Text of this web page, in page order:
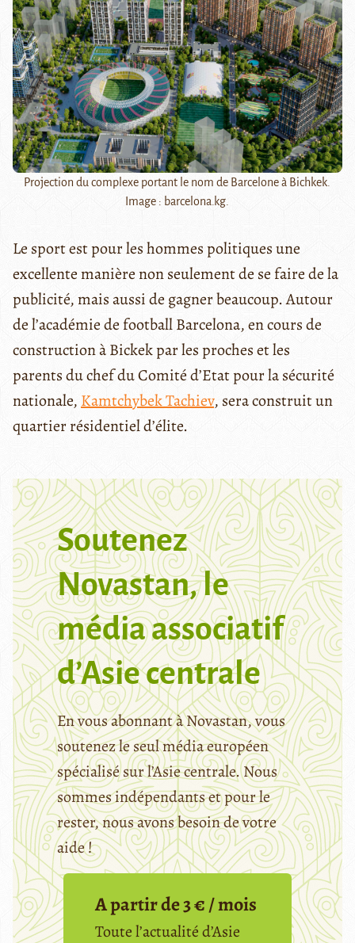
Projection du complexe portant le nom de Barcelone à Bichkek.
Image : barcelona.kg.
Le sport est pour les hommes politiques une
excellente manière non seulement de se faire de la
publicité, mais aussi de gagner beaucoup. Autour
de l’académie de football Barcelona, en cours de
construction à Bickek par les proches et les
parents du chef du Comité d’Etat pour la sécurité
nationale, Kamtchybek Tachiev, sera construit un
quartier résidentiel d’élite.
Soutenez
Novastan, le
média associatif
d’Asie centrale
En vous abonnant à Novastan, vous
soutenez le seul média européen
spécialisé sur l’Asie centrale. Nous
sommes indépendants et pour le
rester, nous avons besoin de votre
aide !
A partir de 3 € / mois
Toute l’actualité d’Asie